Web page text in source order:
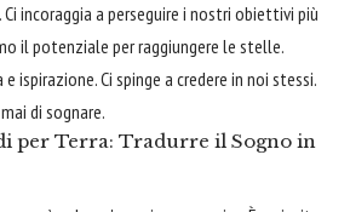
incoraggia a perseguire i nostri obiettivi più
il potenziale per raggiungere le stelle.
ispirazione. Ci spinge a credere in noi stessi.
di sognare.
per Terra: Tradurre il Sogno in